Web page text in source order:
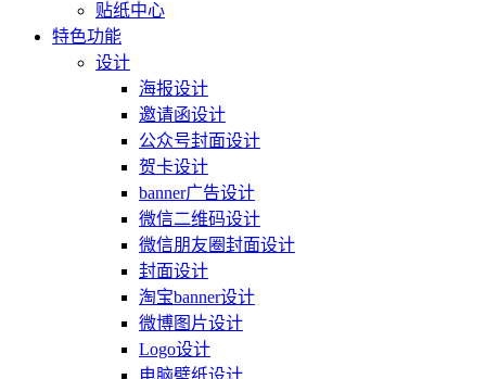
贴纸中心
特色功能
设计
海报设计
邀请函设计
公众号封面设计
贺卡设计
banner广告设计
微信二维码设计
微信朋友圈封面设计
封面设计
淘宝banner设计
微博图片设计
Logo设计
电脑壁纸设计